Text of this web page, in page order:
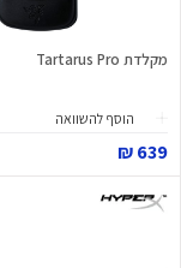
מקלדת Tartarus Pro
הוסף להשוואה
639 ₪